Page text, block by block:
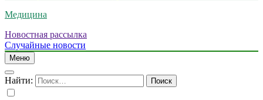
Медицина
Новостная рассылка
Случайные новости
Меню
Найти: